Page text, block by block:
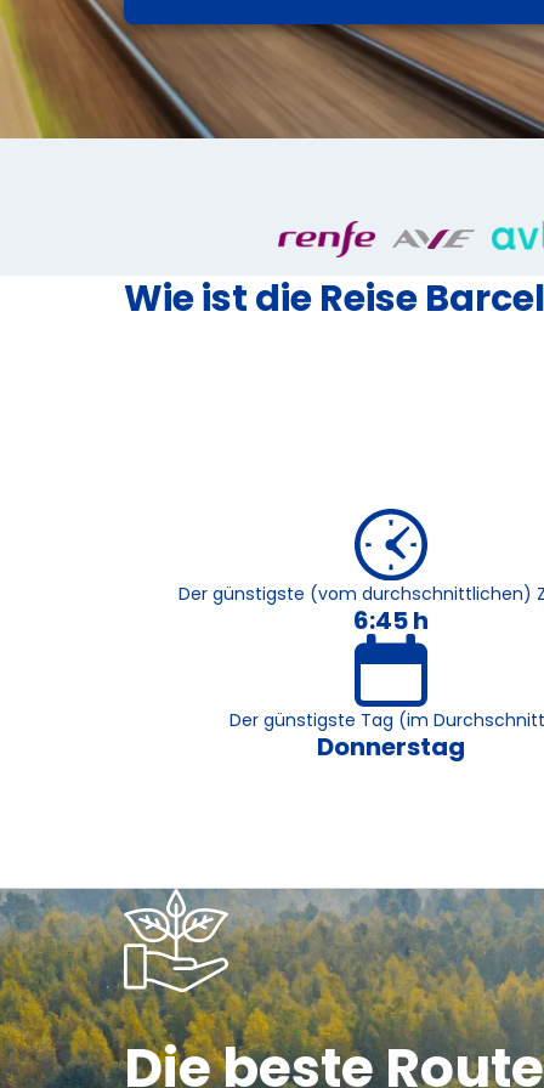
Wie ist die Reise
Der günstigste (vom durchschnittlichen)
6:45 h
Der günstigste Tag (im
Donnerstag
Die beste